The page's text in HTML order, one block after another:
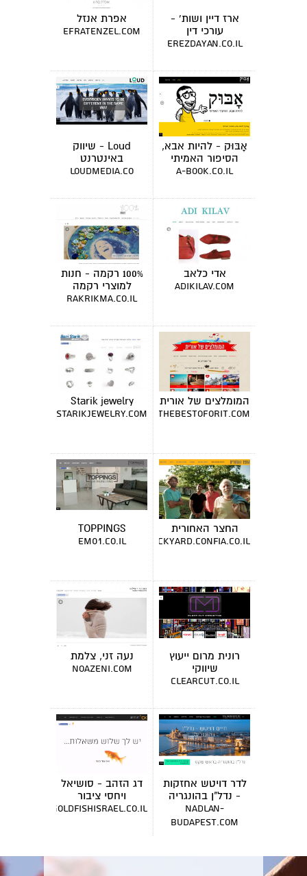
ארז דיין ושות' -
עורכי דין
erezdayan.co.il
אפרת אנזל
efratenzel.com
אָבּוּק - להיות אבא,
הסיפור האמיתי
a-book.co.il
Loud - שיווק
באינטרנט
loudmedia.co
אדי כלאב
adikilav.com
100% רקמה - חנות
למוצרי רקמה
rakrikma.co.il
המומלצים של אורית
thebestoforit.com
Starik jewelry
starikjewelry.com
החצר האחורית
thebackyard.confia.co.il
TOPPINGS
em01.co.il
רונית מרום ייעוץ
שיווקי
clearcut.co.il
נעה זני, צלמת
noazeni.com
לדר דויטש אחזקות
- נדל"ן בהונגריה
nadlan-
budapest.com
דג הזהב - סושיאל
ויחסי ציבור
goldfishisrael.co.il